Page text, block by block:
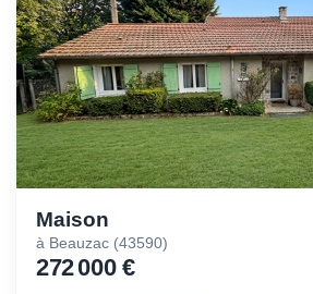
Maison
à Beauzac (43590)
272 000 €